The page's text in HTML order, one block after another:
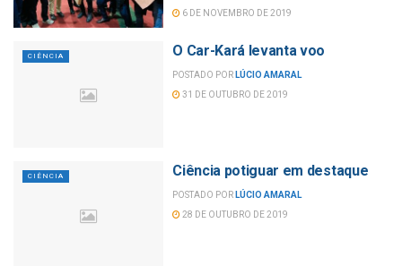
6 DE NOVEMBRO DE 2019
CIÊNCIA O Car-Kará levanta voo
POSTADO POR LÚCIO AMARAL
31 DE OUTUBRO DE 2019
CIÊNCIA Ciência potiguar em destaque
POSTADO POR LÚCIO AMARAL
28 DE OUTUBRO DE 2019